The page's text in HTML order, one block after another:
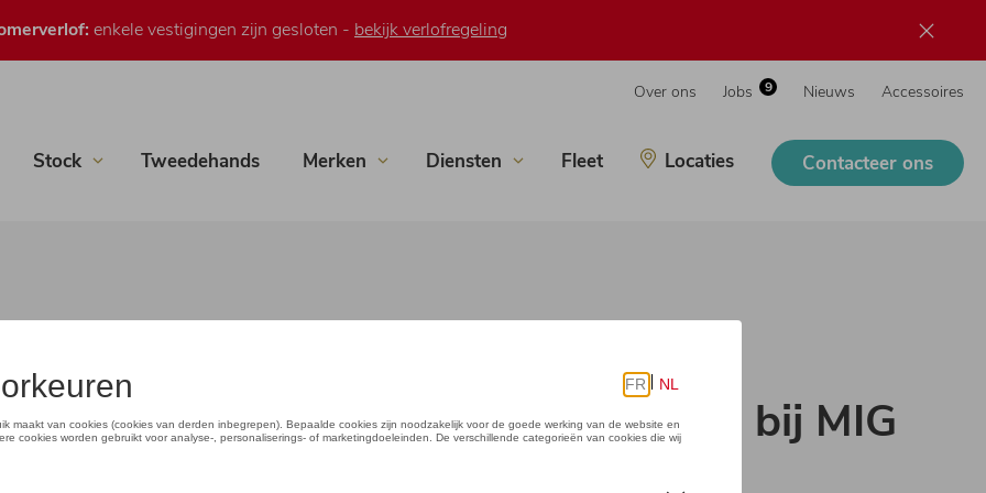
enkele vestigingen zijn gesloten - bekijk verlofregeling
Over ons Jobs 9 Nieuws Accessoires
Stock Tweedehands Merken Diensten Fleet Locaties Contacteer ons
Schadebestek Aalter
een schadebestek in te plannen bij MIG